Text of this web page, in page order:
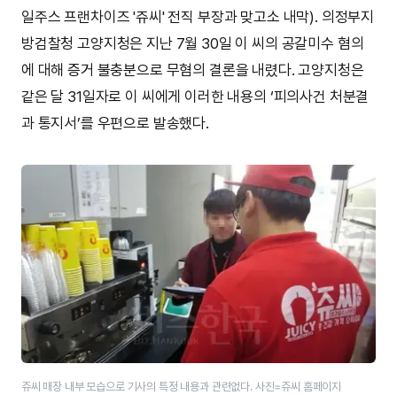
일주스 프랜차이즈 '쥬씨' 전직 부장과 맞고소 내막). 의정부지
방검찰청 고양지청은 지난 7월 30일 이 씨의 공갈미수 혐의
에 대해 증거 불충분으로 무혐의 결론을 내렸다. 고양지청은
같은 달 31일자로 이 씨에게 이러한 내용의 ‘피의사건 처분결
과 통지서’를 우편으로 발송했다.
쥬씨 매장 내부 모습으로 기사의 특정 내용과 관련없다. 사진=쥬씨 홈페이지